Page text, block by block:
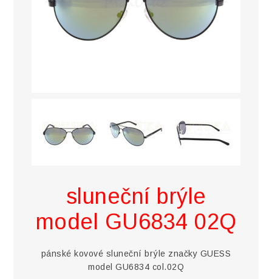
sluneční brýle
model GU6834 02Q
pánské kovové sluneční brýle značky GUESS
model GU6834 col.02Q